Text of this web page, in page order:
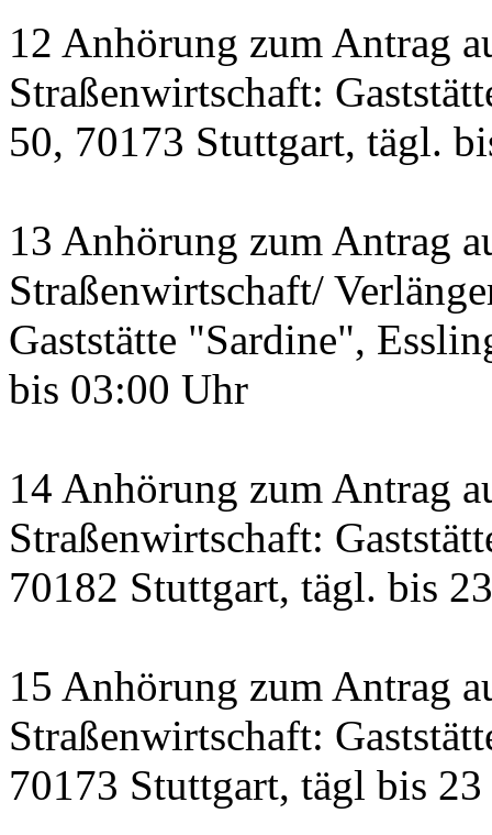
12 Anhörung zum Antrag
Straßenwirtschaft:
50, 70173 Stuttgart, tägl.
13 Anhörung zum Antrag
Straßenwirtschaft/
Gaststätte "Sardine",
bis 03:00 Uhr
14 Anhörung zum Antrag
Straßenwirtschaft:
70182 Stuttgart, tägl. bis
15 Anhörung zum Antrag
Straßenwirtschaft:
70173 Stuttgart, tägl bis